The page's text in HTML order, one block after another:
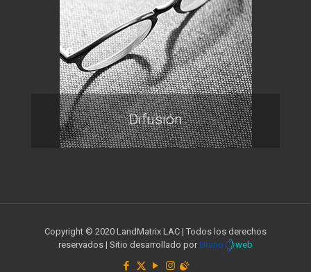
Difusión
Copyright © 2020 LandMatrix LAC | Todos los derechos
reservados | Sitio desarrollado por Urano web